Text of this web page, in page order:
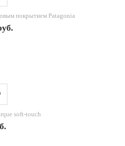
покрытием Patagonia
soft-touch